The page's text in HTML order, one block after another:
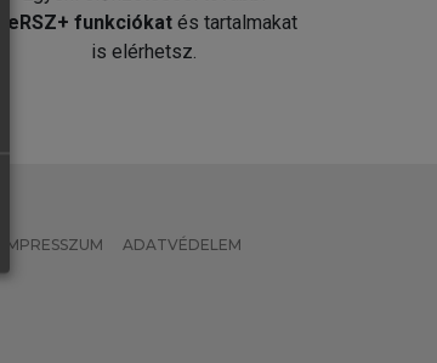
MeRSZ+ funkciókat és tartalmakat
is elérhetsz.
IMPRESSZUM ADATVÉDELEM